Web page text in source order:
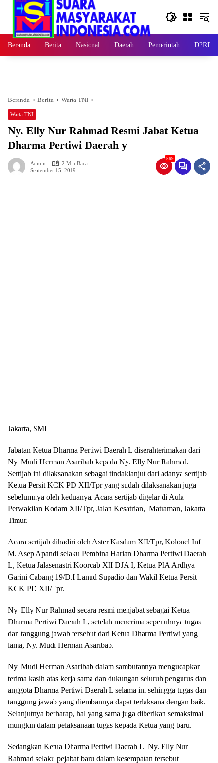
Langsung
Beranda Berita Nasional Daerah Pemerintah DPRD
Beranda Berita Warta TNI
Warta TNI
Ny. Elly Nur Rahmad Resmi Jabat Ketua
Dharma Pertiwi Daerah y
Admin
2 Min Baca
September 15, 2019
569
Jakarta, SMI
Jabatan Ketua Dharma Pertiwi Daerah L diserahterimakan dari
Ny. Mudi Herman Asaribab kepada Ny. Elly Nur Rahmad.
Sertijab ini dilaksanakan sebagai tindaklanjut dari adanya sertijab
Ketua Persit KCK PD XII/Tpr yang sudah dilaksanakan juga
sebelumnya oleh keduanya. Acara sertijab digelar di Aula
Perwakilan Kodam XII/Tpr, Jalan Kesatrian, Matraman, Jakarta
Timur.
Acara sertijab dihadiri oleh Aster Kasdam XII/Tpr, Kolonel Inf
M. Asep Apandi selaku Pembina Harian Dharma Pertiwi Daerah
L, Ketua Jalasenastri Koorcab XII DJA I, Ketua PIA Ardhya
Garini Cabang 19/D.I Lanud Supadio dan Wakil Ketua Persit
KCK PD XII/Tpr.
Ny. Elly Nur Rahmad secara resmi menjabat sebagai Ketua
Dharma Pertiwi Daerah L, setelah menerima sepenuhnya tugas
dan tanggung jawab tersebut dari Ketua Dharma Pertiwi yang
lama, Ny. Mudi Herman Asaribab.
Ny. Mudi Herman Asaribab dalam sambutannya mengucapkan
terima kasih atas kerja sama dan dukungan seluruh pengurus dan
anggota Dharma Pertiwi Daerah L selama ini sehingga tugas dan
tanggung jawab yang diembannya dapat terlaksana dengan baik.
Selanjutnya berharap, hal yang sama juga diberikan semaksimal
mungkin dalam pelaksanaan tugas kepada Ketua yang baru.
Sedangkan Ketua Dharma Pertiwi Daerah L, Ny. Elly Nur
Rahmad selaku pejabat baru dalam kesempatan tersebut